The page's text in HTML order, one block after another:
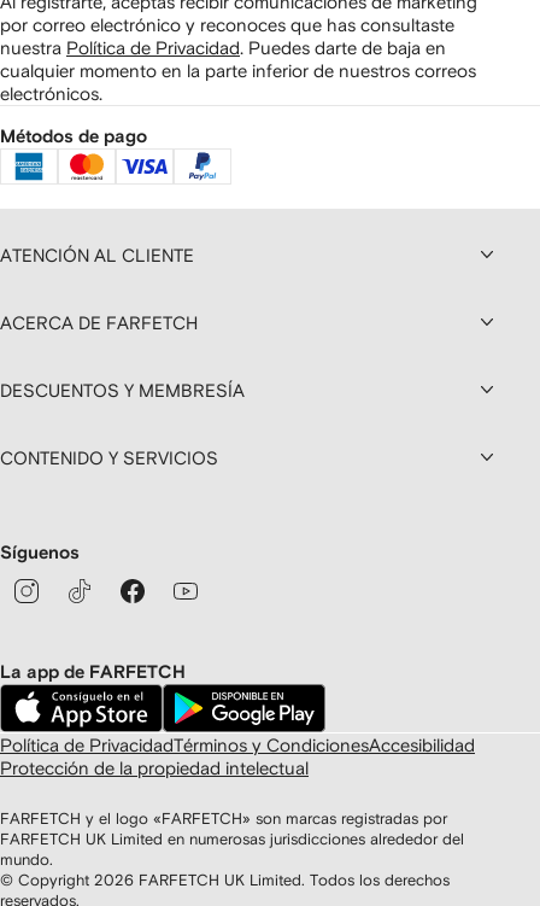
por correo electrónico y reconoces que has consultaste
nuestra Política de Privacidad Puedes darte de baja en
cualquier momento en la parte inferior de nuestros correos
electrónicos.
Métodos de pago
ATENCIÓN AL CLIENTE
ACERCA DE FARFETCH
DESCUENTOS Y MEMBRESÍA
CONTENIDO Y SERVICIOS
Síguenos
La app de FARFETCH
Política de PrivacidadTérminos y CondicionesAccesibilidad
Protección de la propiedad intelectual
FARFETCH y el logo «FARFETCH» son marcas registradas por
FARFETCH UK Limited en numerosas jurisdicciones alrededor del
mundo.
© Copyright 2026 FARFETCH UK Limited. Todos los derechos
reservados.